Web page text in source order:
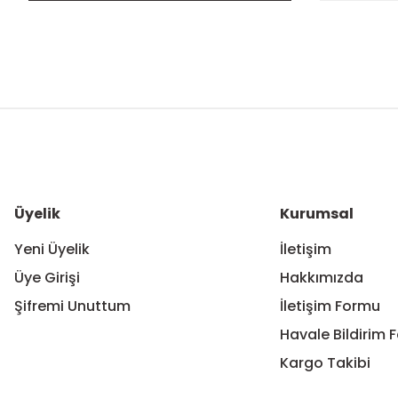
Ürün bilgilerinde hatalar bulunuyor.
Üyelik
Yeni Üyelik
Üye Girişi
Şifremi Unuttum
Kurumsal
İletişim
Hakkımızda
İletişim Formu
Havale Bildirim
Kargo Takibi